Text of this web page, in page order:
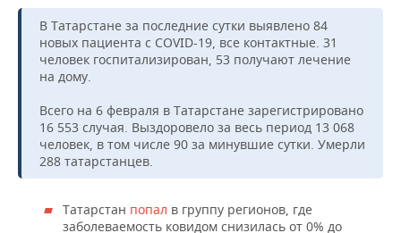
ОТКРЫТАЯ ЛЕКЦИЯ
БАСКЕТБОЛ
ВОЛЕЙБОЛ
ФИГУРНОЕ КАТАНИЕ
ВОДНЫЕ ВИДЫ СПОРТА
ХОККЕЙ С МЯЧОМ
ИНФРАСТРУКТУРА
ИСТОРИЯ
МЕДИЦИНА
ОБРАЗОВАНИЕ
ПРОИСШЕСТВИЯ
СПРАВОЧНИК
СПИСОК ПЕРСОН
ПОЛНАЯ ВЕРСИЯ
В Татарстане за последние сутки выявлено 84
новых пациента с COVID-19, все контактные. 31
человек госпитализирован, 53 получают лечение
на дому.
Всего на 6 февраля в Татарстане зарегистрировано
16 553 случая. Выздоровело за весь период 13 068
человек, в том числе 90 за минувшие сутки. Умерли
288 татарстанцев.
Татарстан попал в группу регионов, где
заболеваемость ковидом снизилась от 0% до